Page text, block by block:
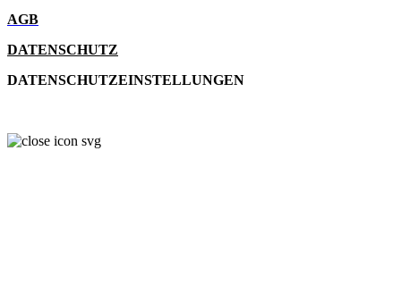
AGB
DATENSCHUTZ
DATENSCHUTZEINSTELLUNGEN